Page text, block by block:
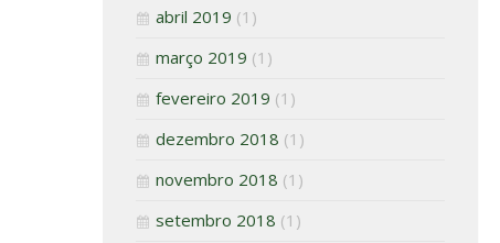
abril 2019 (1)
março 2019 (1)
fevereiro 2019 (1)
dezembro 2018 (1)
novembro 2018 (1)
setembro 2018 (1)